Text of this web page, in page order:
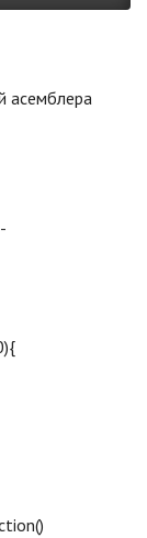
асемблера